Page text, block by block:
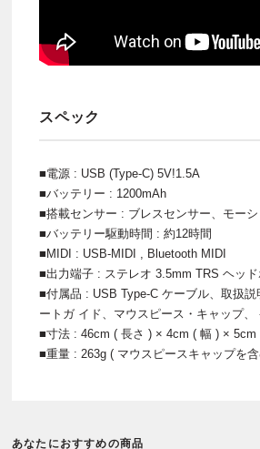
スペック
■電源 : USB (Type-C) 5V!1.5A
■バッテリー : 1200mAh
■搭載センサー : ブレスセンサー、モー
■バッテリー駆動時間 : 約12時間
■MIDI : USB-MIDI , Bluetooth MIDI
■出力端子 : ステレオ 3.5mm TRS ヘッド
■付属品 : USB Type-C ケーブル、取扱説
ートガ イド、マウスピース・キャップ、
■寸法 : 46cm ( 長さ ) × 4cm ( 幅 ) × 5cm
■重量 : 263g ( マウスピースキャップを
あなたにおすすめの商品